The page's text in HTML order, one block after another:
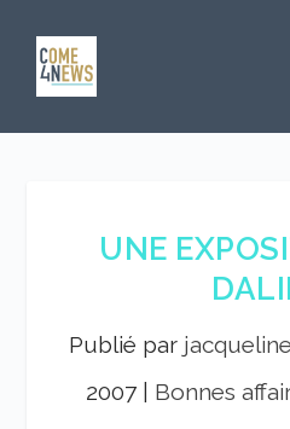
UNE
Publié par
2007| Bonnes